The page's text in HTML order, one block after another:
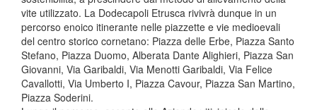
vite utilizzato. La Dodecapoli Etrusca rivivrà dunque in un
percorso enoico itinerante nelle piazzette e vie medioevali
del centro storico cornetano: Piazza delle Erbe, Piazza Santo
Stefano, Piazza Duomo, Alberata Dante Alighieri, Piazza San
Giovanni, Via Garibaldi, Via Menotti Garibaldi, Via Felice
Cavallotti, Via Umberto I, Piazza Cavour, Piazza San Martino,
Piazza Soderini.